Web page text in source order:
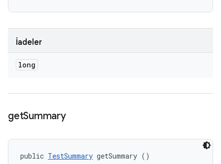
İadeler
long
getSummary
public TestSummary getSummary ()